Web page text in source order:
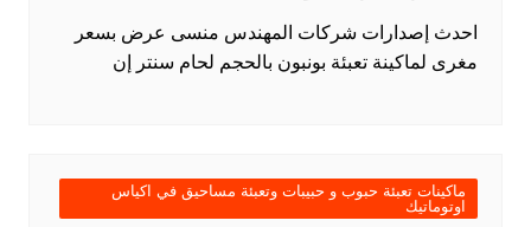
احدث إصدارات شركات المهندس منسى عرض بسعر
مغرى لماكينة تعبئة بونبون بالحجم لحام سنتر إن
ماكينات تعبئة حبوب و حبيبات وتعبئة مساحيق في اكياس
اوتوماتيك